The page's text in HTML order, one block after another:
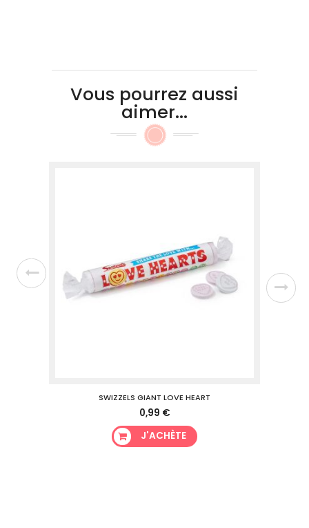
Vous pourrez aussi
aimer...
SWIZZELS GIANT LOVE HEART
0,99 €
J'ACHÈTE